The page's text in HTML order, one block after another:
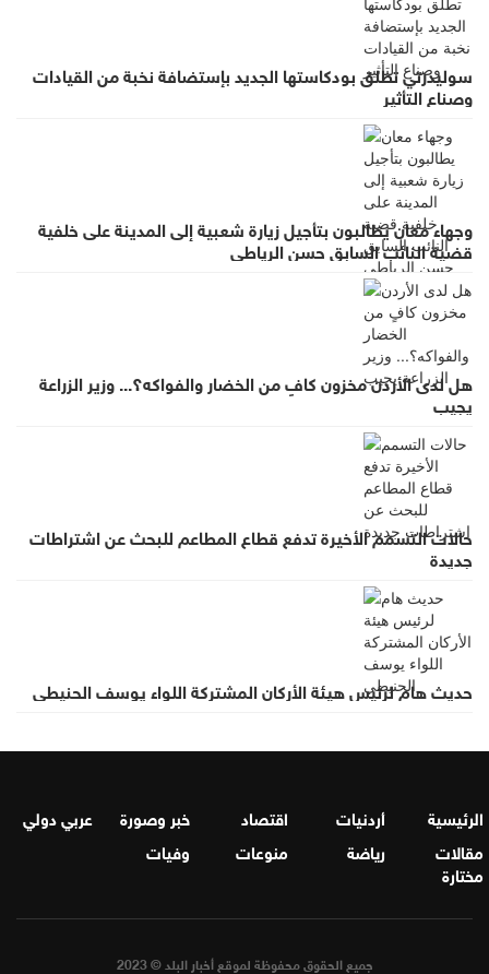
سوليدرتي تطلق بودكاستها الجديد بإستضافة نخبة من القيادات
وصناع التأثير
وجهاء معان يطالبون بتأجيل زيارة شعبية إلى المدينة على خلفية
قضية النائب السابق حسن الرياطي
هل لدى الأردن مخزون كافٍ من الخضار والفواكه؟... وزير الزراعة
يجيب
حالات التسمم الأخيرة تدفع قطاع المطاعم للبحث عن اشتراطات
جديدة
حديث هام لرئيس هيئة الأركان المشتركة اللواء يوسف الحنيطي
الرئيسية أردنيات اقتصاد خبر وصورة
عربي دولي
مقالات
مختارة
رياضة منوعات وفيات
جميع الحقوق محفوظة لموقع أخبار البلد © 2023